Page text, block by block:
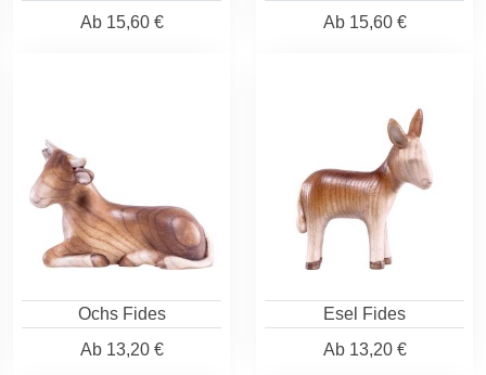
Ab15,60 €
Ab15,60 €
Ochs Fides
Ab13,20 €
Esel Fides
Ab13,20 €